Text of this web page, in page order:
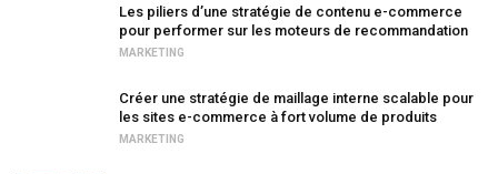
Les piliers d’une stratégie de contenu e-commerce
pour performer sur les moteurs de recommandation
MARKETING
Créer une stratégie de maillage interne scalable pour
les sites e-commerce à fort volume de produits
MARKETING